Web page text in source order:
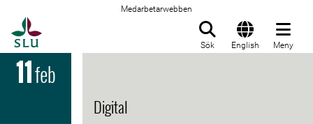
Medarbetarwebben
Sök English Meny
11feb
Digital